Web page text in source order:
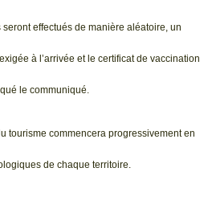
effectués de manière aléatoire, un
à l’arrivée et le certificat de vaccination
le communiqué.
tourisme commencera progressivement en
de chaque territoire.